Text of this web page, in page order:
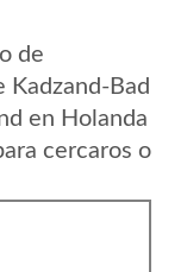
de
Kadzand-Bad
en Holanda
cercaros o